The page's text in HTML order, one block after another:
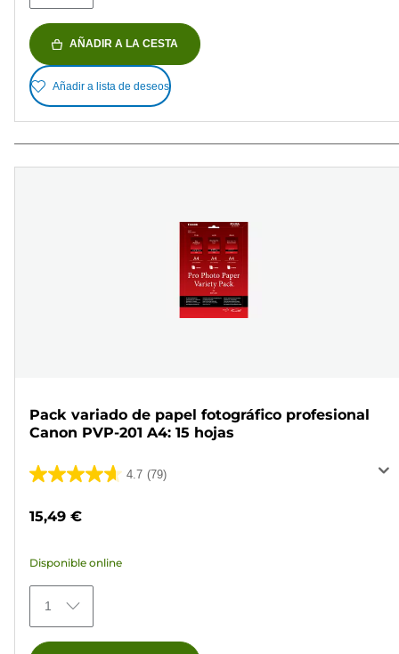
AÑADIR A LA CESTA
Añadir a lista de deseos
Pack variado de papel fotográfico profesional
Canon PVP-201 A4: 15 hojas
4.7 (79)
4.7
5
79
reseñas
15,49 €
Disponible online
1